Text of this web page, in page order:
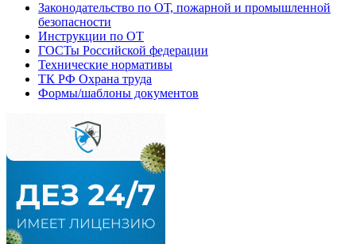
Законодательство по ОТ, пожарной и промышленной
безопасности
Инструкции по ОТ
ГОСТы Российской федерации
Технические нормативы
ТК РФ Охрана труда
Формы/шаблоны документов